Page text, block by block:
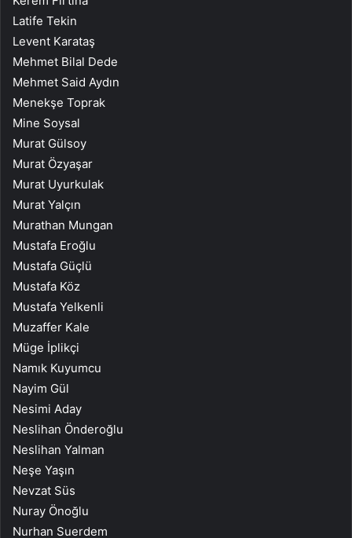
Latife Tekin
Levent Karataş
Mehmet Bilal Dede
Mehmet Said Aydın
Menekşe Toprak
Mine Soysal
Murat Gülsoy
Murat Özyaşar
Murat Uyurkulak
Murat Yalçın
Murathan Mungan
Mustafa Eroğlu
Mustafa Güçlü
Mustafa Köz
Mustafa Yelkenli
Muzaffer Kale
Müge İplikçi
Namık Kuyumcu
Nayim Gül
Nesimi Aday
Neslihan Önderoğlu
Neslihan Yalman
Neşe Yaşın
Nevzat Süs
Nuray Önoğlu
Nurhan Suerdem